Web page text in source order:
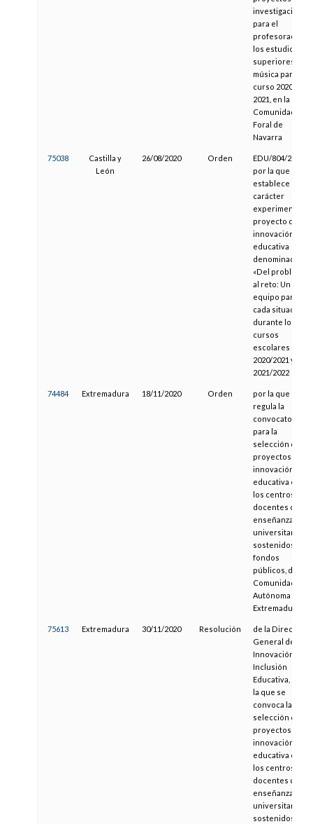
investigación
para el
profesorado de
los estudios
superiores de
música para el
curso 2020-
2021, en la
Comunidad
Foral de
Navarra
75038
Castilla y
León
26/08/2020 Orden
EDU/804/2020,
por la que se
establece con
carácter
experimental el
proyecto de
innovación
educativa
denominado
«Del problema
al reto: Un
equipo para
cada situación»,
durante los
cursos
escolares
2020/2021 y
2021/2022
74484 Extremadura 18/11/2020 Orden
por la que se
regula la
convocatoria
para la
selección de
proyectos de
innovación
educativa en
los centros
docentes de
enseñanzas no
universitarias,
sostenidos con
fondos
públicos, de la
Comunidad
Autónoma de
Extremadura
75613 Extremadura 30/11/2020 Resolución
de la Dirección
General de
Innovación e
Inclusión
Educativa, por
la que se
convoca la
selección de
proyectos de
innovación
educativa en
los centros
docentes de
enseñanzas no
universitarias,
sostenidos con